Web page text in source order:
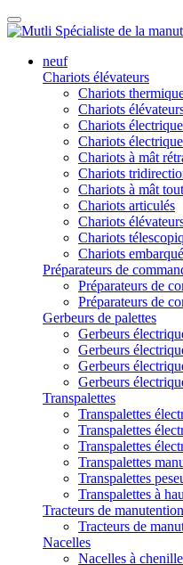
neuf
Chariots élévateurs
Chariots
Chariots
Chariots
Chariots
Chariots à mât
Chariots
Chariots à mât
Chariots articulés
Chariots
Chariots
Chariots
Préparateurs de
Préparateurs de
Préparateurs de
Gerbeurs de palettes
Gerbeurs
Gerbeurs
Gerbeurs
Gerbeurs
Transpalettes
Transpalettes
Transpalettes
Transpalettes
Transpalettes
Transpalettes
Transpalettes à
Tracteurs de manutention
Tracteurs de
Nacelles
Nacelles à